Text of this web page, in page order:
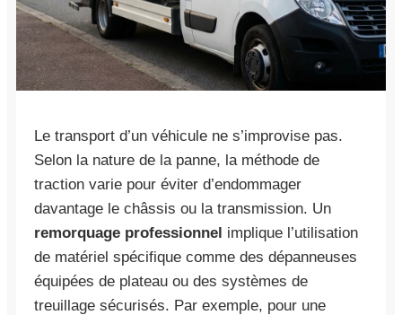
Le transport d’un véhicule ne s’improvise pas.
Selon la nature de la panne, la méthode de
traction varie pour éviter d’endommager
davantage le châssis ou la transmission. Un
remorquage professionnel implique l’utilisation
de matériel spécifique comme des dépanneuses
équipées de plateau ou des systèmes de
treuillage sécurisés. Par exemple, pour une